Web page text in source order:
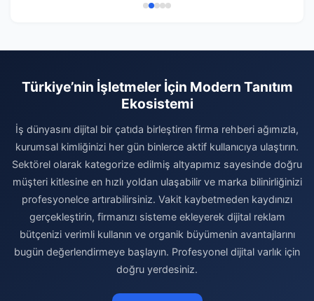
Türkiye’nin İşletmeler İçin Modern Tanıtım
Ekosistemi
İş dünyasını dijital bir çatıda birleştiren firma rehberi ağımızla,
kurumsal kimliğinizi her gün binlerce aktif kullanıcıya ulaştırın.
Sektörel olarak kategorize edilmiş altyapımız sayesinde doğru
müşteri kitlesine en hızlı yoldan ulaşabilir ve marka bilinirliğinizi
profesyonelce artırabilirsiniz. Vakit kaybetmeden kaydınızı
gerçekleştirin, firmanızı sisteme ekleyerek dijital reklam
bütçenizi verimli kullanın ve organik büyümenin avantajlarını
bugün değerlendirmeye başlayın. Profesyonel dijital varlık için
doğru yerdesiniz.